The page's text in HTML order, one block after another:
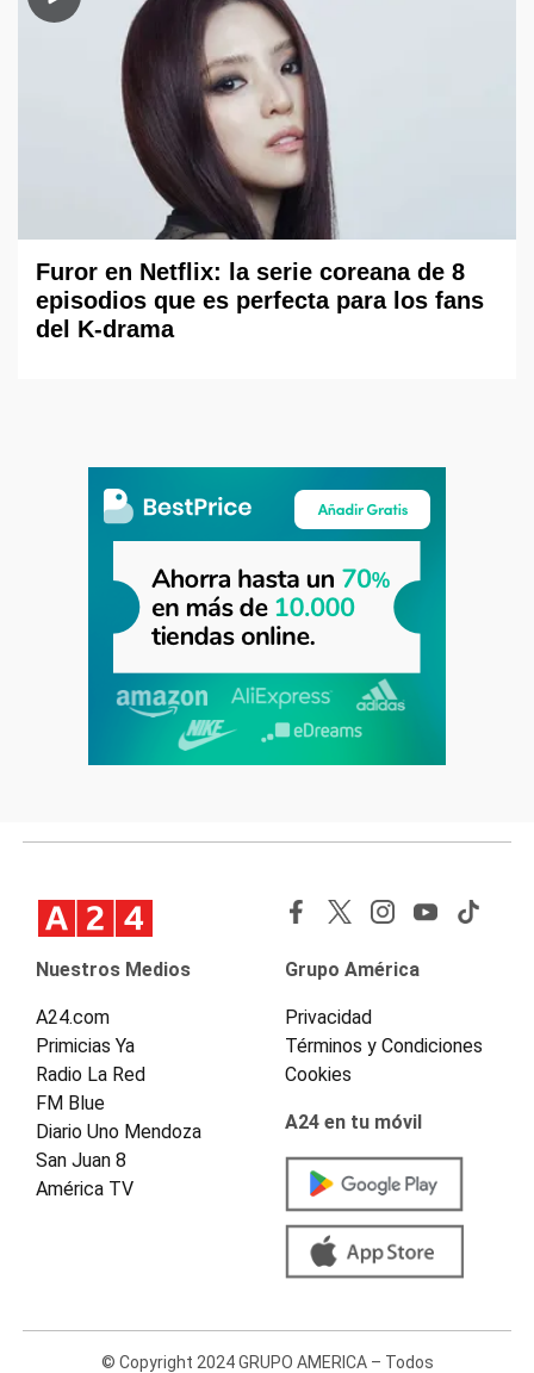
Furor en Netflix: la serie coreana de 8
episodios que es perfecta para los fans
del K-drama
Nuestros Medios
A24.com
Primicias Ya
Radio La Red
FM Blue
Diario Uno Mendoza
San Juan 8
América TV
Grupo América
Privacidad
Términos y Condiciones
Cookies
A24 en tu móvil
© Copyright 2024 GRUPO AMERICA – Todos